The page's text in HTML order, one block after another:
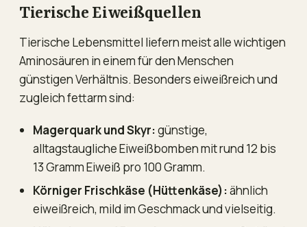
Tierische Eiweißquellen
Tierische Lebensmittel liefern meist alle wichtigen
Aminosäuren in einem für den Menschen
günstigen Verhältnis. Besonders eiweißreich und
zugleich fettarm sind:
Magerquark und Skyr:günstige,
alltagstaugliche Eiweißbomben mit rund 12 bis
13 Gramm Eiweiß pro 100 Gramm.
Körniger Frischkäse (Hüttenkäse):ähnlich
eiweißreich, mild im Geschmack und vielseitig.